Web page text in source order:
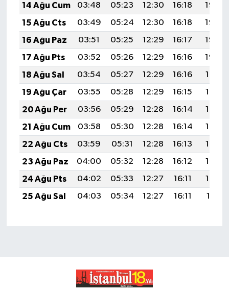
14 Ağu Cum
03:48 05:23 12:30 16:18
19:26
15 Ağu Cts
03:49 05:24 12:30 16:18
19:25
16 Ağu Paz
03:51 05:25 12:29 16:17
19:23
17 Ağu Pts
03:52 05:26 12:29 16:16
19:22
18 Ağu Sal
03:54 05:27 12:29 16:16
19:21
19 Ağu Çar
03:55 05:28 12:29 16:15
19:19
20 Ağu Per
03:56 05:29 12:28 16:14
19:18
21 Ağu Cum
03:58 05:30 12:28 16:14
19:16
22 Ağu Cts
03:59 05:31 12:28 16:13
19:15
23 Ağu Paz
04:00 05:32 12:28 16:12
19:14
24 Ağu Pts
04:02 05:33 12:27 16:11
19:12
25 Ağu Sal
04:03 05:34 12:27 16:11 19:11